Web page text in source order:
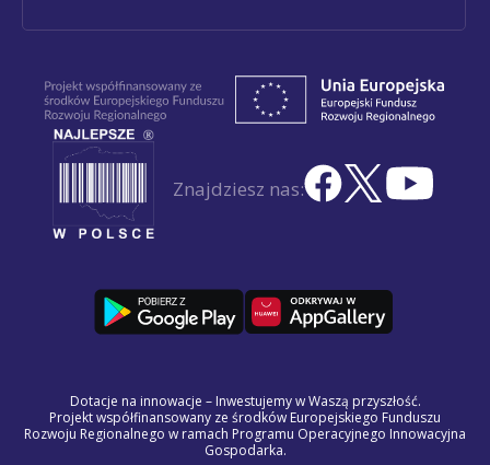
Znajdziesz nas:
Dotacje na innowacje – Inwestujemy w Waszą przyszłość.
Projekt współfinansowany ze środków Europejskiego Funduszu
Rozwoju Regionalnego w ramach Programu Operacyjnego Innowacyjna
Gospodarka.